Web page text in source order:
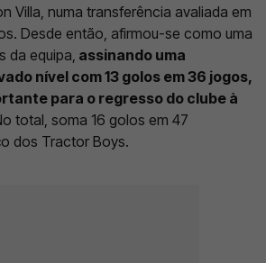
Villa, numa transferência avaliada em
Desde então, afirmou-se como uma
da equipa, assinando uma
nível com 13 golos em 36 jogos,
para o regresso do clube à
total, soma 16 golos em 47
dos Tractor Boys.